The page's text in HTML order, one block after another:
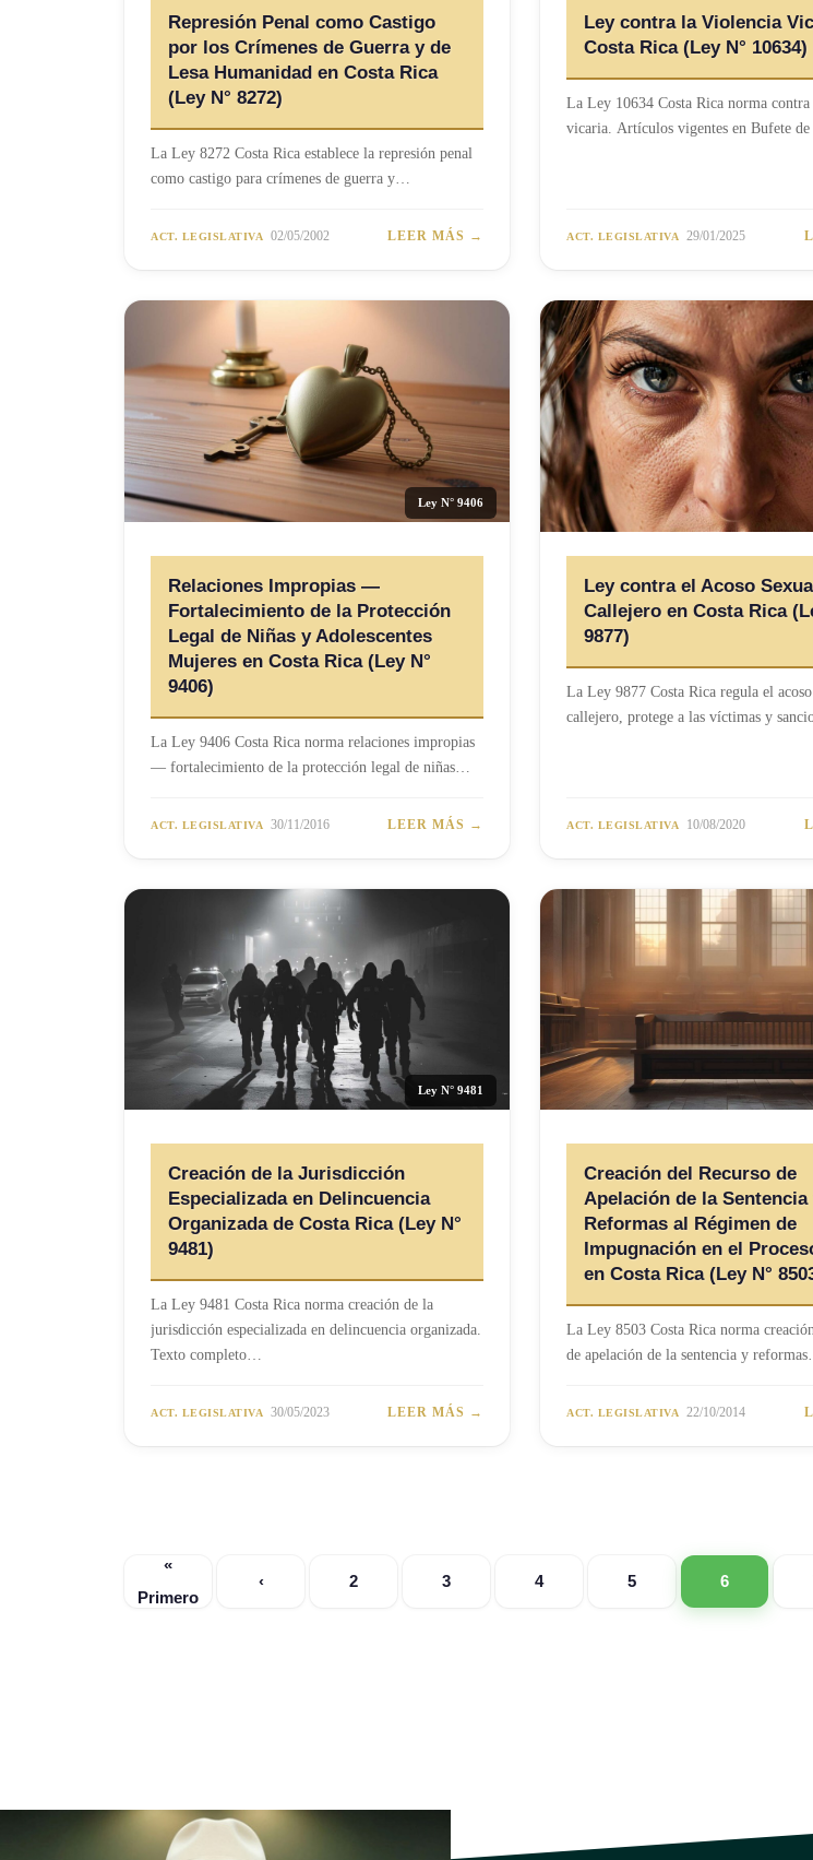
Represión Penal como Castigo
por los Crímenes de Guerra y de
Lesa Humanidad en Costa Rica
(Ley N° 8272)
La Ley 8272 Costa Rica establece la represión penal
como castigo para crímenes de guerra y…
ACT. LEGISLATIVA 02/05/2002 LEER MÁS →
Ley contra la Violencia
Costa Rica (Ley N° 10634)
La Ley 10634 Costa Rica norma
vicaria. Artículos vigentes en Bufete
ACT. LEGISLATIVA 29/01/2025
Ley N° 9406
Relaciones Impropias —
Fortalecimiento de la Protección
Legal de Niñas y Adolescentes
Mujeres en Costa Rica (Ley N°
9406)
La Ley 9406 Costa Rica norma relaciones impropias
— fortalecimiento de la protección legal de niñas…
ACT. LEGISLATIVA 30/11/2016 LEER MÁS →
Ley contra el Acoso
Callejero en Costa Rica
9877)
La Ley 9877 Costa Rica regula el acoso
callejero, protege a las víctimas y
ACT. LEGISLATIVA 10/08/2020
Ley N° 9481
Creación de la Jurisdicción
Especializada en Delincuencia
Organizada de Costa Rica (Ley N°
9481)
La Ley 9481 Costa Rica norma creación de la
jurisdicción especializada en delincuencia organizada.
Texto completo…
ACT. LEGISLATIVA 30/05/2023 LEER MÁS →
Creación del Recurso de
Apelación de la Sentencia
Reformas al Régimen de
Impugnación en el
en Costa Rica (Ley N°
La Ley 8503 Costa Rica norma
de apelación de la sentencia y
ACT. LEGISLATIVA 22/10/2014
«
Primero
‹ 2 3 4 5 6